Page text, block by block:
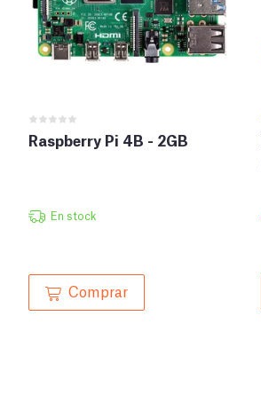
Raspberry Pi 4B - 2GB
En stock
Comprar